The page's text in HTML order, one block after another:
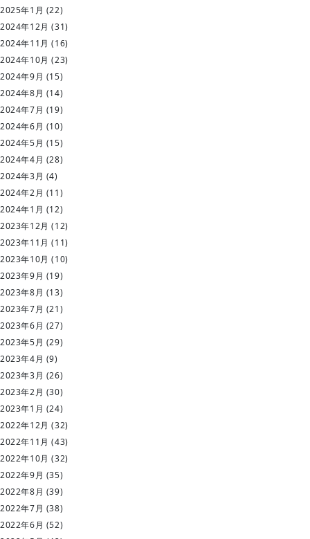
2025年1月 (22)
2024年12月 (31)
2024年11月 (16)
2024年10月 (23)
2024年9月 (15)
2024年8月 (14)
2024年7月 (19)
2024年6月 (10)
2024年5月 (15)
2024年4月 (28)
2024年3月 (4)
2024年2月 (11)
2024年1月 (12)
2023年12月 (12)
2023年11月 (11)
2023年10月 (10)
2023年9月 (19)
2023年8月 (13)
2023年7月 (21)
2023年6月 (27)
2023年5月 (29)
2023年4月 (9)
2023年3月 (26)
2023年2月 (30)
2023年1月 (24)
2022年12月 (32)
2022年11月 (43)
2022年10月 (32)
2022年9月 (35)
2022年8月 (39)
2022年7月 (38)
2022年6月 (52)